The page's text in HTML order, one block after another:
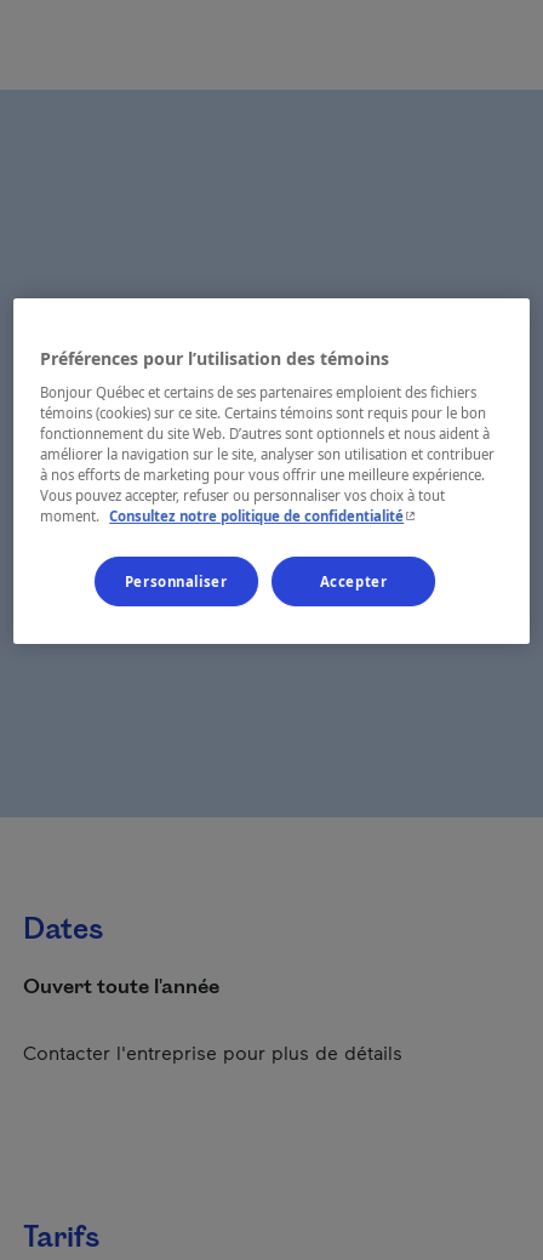
Dates
Ouvert toute l'année
Contacter l'entreprise pour plus de détails
Tarifs
Préférences pour l’utilisation des témoins
Bonjour Québec et certains de ses partenaires emploient des fichiers
témoins (cookies) sur ce site. Certains témoins sont requis pour le bon
fonctionnement du site Web. D’autres sont optionnels et nous aident à
améliorer la navigation sur le site, analyser son utilisation et contribuer
à nos efforts de marketing pour vous offrir une meilleure expérience.
Vous pouvez accepter, refuser ou personnaliser vos choix à tout
moment. Consultez notre politique de confidentialité- Cet hyperlien
Personnaliser Accepter